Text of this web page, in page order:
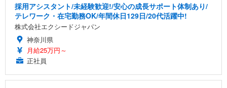
採用アシスタント/未経験歓迎!/安心の成長サポート体制あり/
テレワーク・在宅勤務OK/年間休日129日/20代活躍中!
株式会社エクシードジャパン
神奈川県
月給25万円～
正社員